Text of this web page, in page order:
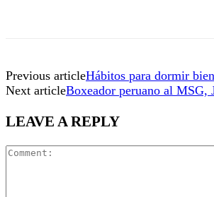
Previous articleHábitos para dormir bien
Next articleBoxeador peruano al MSG,
LEAVE A REPLY